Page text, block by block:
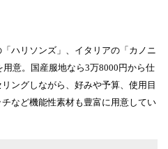
ハリソンズ」、イタリアの「カノニ
意。国産服地なら3万8000円から仕
ングしながら、好みや予算、使用目
など機能性素材も豊富に用意してい